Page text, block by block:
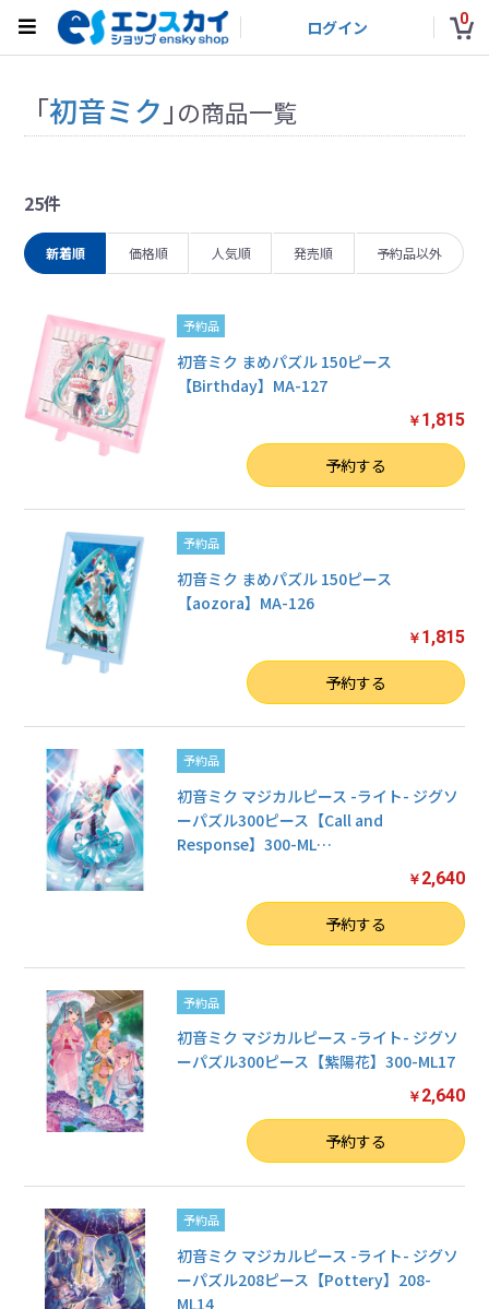
ログイン 0
「初音ミク 」の商品一覧
25件
新着順 価格順 人気順 発売順 予約品以外
予約品
初音ミク まめパズル 150ピース
【Birthday】MA-127
￥ 1,815
予約する
予約品
初音ミク まめパズル 150ピース
【aozora】MA-126
￥ 1,815
予約する
予約品
初音ミク マジカルピース -ライト- ジグソ
ーパズル300ピース【Call and
Response】300-ML…
￥ 2,640
予約する
予約品
初音ミク マジカルピース -ライト- ジグソ
ーパズル300ピース【紫陽花】300-ML17
￥ 2,640
予約する
予約品
初音ミク マジカルピース -ライト- ジグソ
ーパズル208ピース【Pottery】208-
ML14